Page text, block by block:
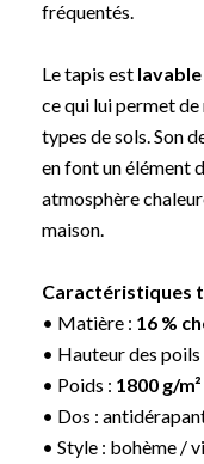
fréquentés.
Le tapis est
ce qui lui permet
types de sols. Son
en font un élément
atmosphère
maison.
Caractéristiques
• Matière : 16 %
• Hauteur des poils
• Poids : 1800 g/
• Dos :
• Style : bohème /